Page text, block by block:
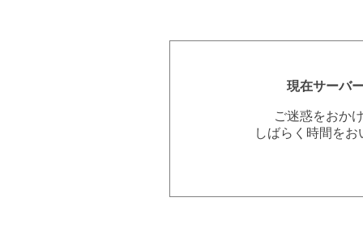
現在サーバ
ご迷惑をおか
しばらく時間を